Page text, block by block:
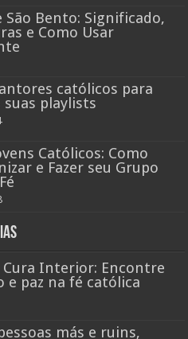
São Bento: Significado,
e Como Usar
católicos para
suas playlists
Católicos: Como
e Fazer seu Grupo
Cura Interior: Encontre
e paz na fé católica
más e ruins,